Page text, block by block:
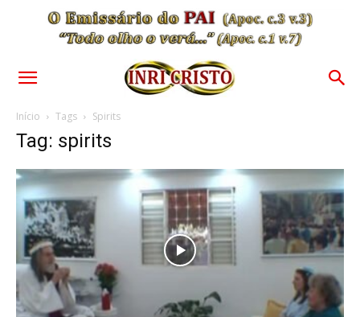
Início Tags Spirits
Tag: spirits